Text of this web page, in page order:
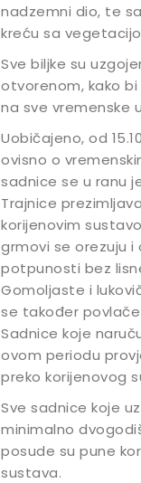
nadzemni dio, te
kreću sa
Sve biljke su
otvorenom, kako
na sve vremenske
Uobičajeno, od
ovisno o
sadnice se u ranu
Trajnice
korijenovim
grmovi se orezuju i
potpunosti bez
Gomoljaste i
se također
Sadnice koje
ovom periodu
preko korijenovog
Sve sadnice koje
minimalno
posude su pune
sustava.